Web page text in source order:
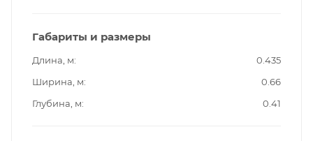
Габариты и размеры
Длина, м
0.435
Ширина, м
0.66
Глубина, м
0.41